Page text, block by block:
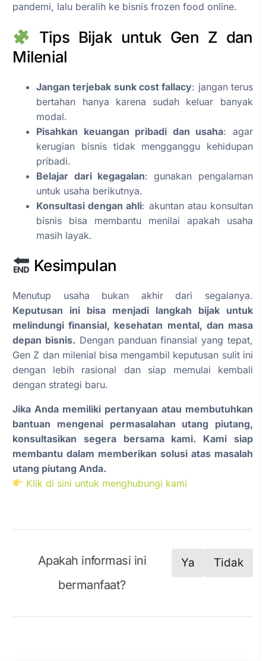
pandemi, lalu beralih ke bisnis frozen food online.
Tips Bijak untuk Gen Z dan
Milenial
Jangan terjebak sunk cost fallacy: jangan terus
bertahan hanya karena sudah keluar banyak
modal.
Pisahkan keuangan pribadi dan usaha: agar
kerugian bisnis tidak mengganggu kehidupan
pribadi.
Belajar dari kegagalan: gunakan pengalaman
untuk usaha berikutnya.
Konsultasi dengan ahli: akuntan atau konsultan
bisnis bisa membantu menilai apakah usaha
masih layak.
Kesimpulan
Menutup usaha bukan akhir dari segalanya.
Keputusan ini bisa menjadi langkah bijak untuk
melindungi finansial, kesehatan mental, dan masa
depan bisnis. Dengan panduan finansial yang tepat,
Gen Z dan milenial bisa mengambil keputusan sulit ini
dengan lebih rasional dan siap memulai kembali
dengan strategi baru.
Jika Anda memiliki pertanyaan atau membutuhkan
bantuan mengenai permasalahan utang piutang,
konsultasikan segera bersama kami. Kami siap
membantu dalam memberikan solusi atas masalah
utang piutang Anda.
Klik di sini untuk menghubungi kami
Apakah informasi ini
bermanfaat?
Ya Tidak